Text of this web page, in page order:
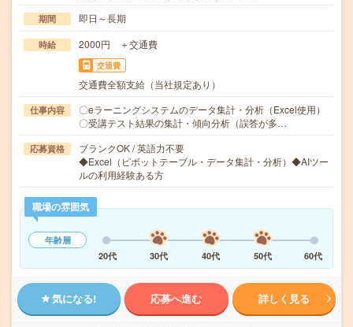
期間 即日～長期
時給 2000円 ＋交通費
交通費
交通費全額支給（当社規定あり）
仕事内容
〇eラーニングシステムのデータ集計・分析（Excel使用）
〇受講テスト結果の集計・傾向分析（誤答が多…
応募資格
ブランクOK / 英語力不要
◆Excel（ピボットテーブル・データ集計・分析）◆AIツー
ルの利用経験ある方
職場の雰囲気
年齢層
20代
30代 40代 50代 60代
気になる! 応募へ進む 詳しく見る